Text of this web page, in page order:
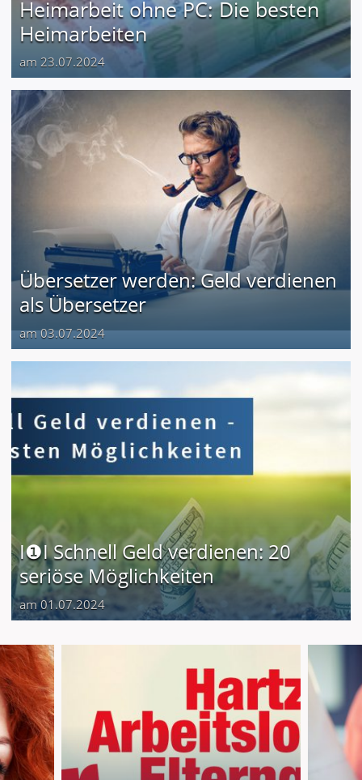
Heimarbeit ohne PC: Die besten
Heimarbeiten
am 23.07.2024
Übersetzer werden: Geld verdienen
als Übersetzer
am 03.07.2024
I❶I Schnell Geld verdienen: 20
seriöse Möglichkeiten
am 01.07.2024